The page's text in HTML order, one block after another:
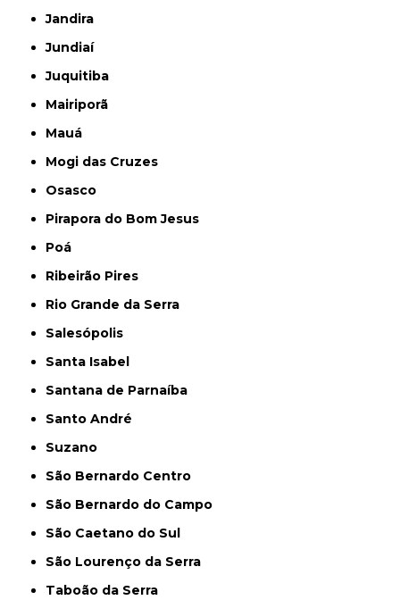
Jandira
Jundiaí
Juquitiba
Mairiporã
Mauá
Mogi das Cruzes
Osasco
Pirapora do Bom Jesus
Poá
Ribeirão Pires
Rio Grande da Serra
Salesópolis
Santa Isabel
Santana de Parnaíba
Santo André
Suzano
São Bernardo Centro
São Bernardo do Campo
São Caetano do Sul
São Lourenço da Serra
Taboão da Serra